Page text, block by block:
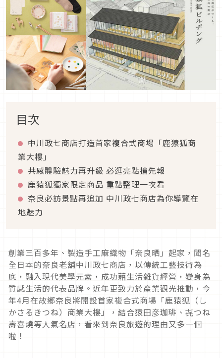
目次
中川政七商店打造首家複合式商場「鹿猿狐商
業大樓」
共感體驗魅力再升級 必逛亮點搶先報
鹿猿狐獨家限定商品 重點整理一次看
奈良必訪景點再追加 中川政七商店為你導覽在
地魅力
創業三百多年、製造手工麻織物「奈良晒」起家，聞名
全日本的奈良老舖中川政七商店，以傳統工藝技術為
底，融入現代美學元素，成功藉生活雜貨經營，變身為
質感生活的代表品牌。近年更致力於產業觀光推動，今
年4月在故鄉奈良將開設首家複合式商場「鹿猿狐（し
かさるきつね）商業大樓」，結合猿田彦珈琲、㐂つね
壽喜燒等人氣名店，看來到奈良旅遊的理由又多一個
啦！